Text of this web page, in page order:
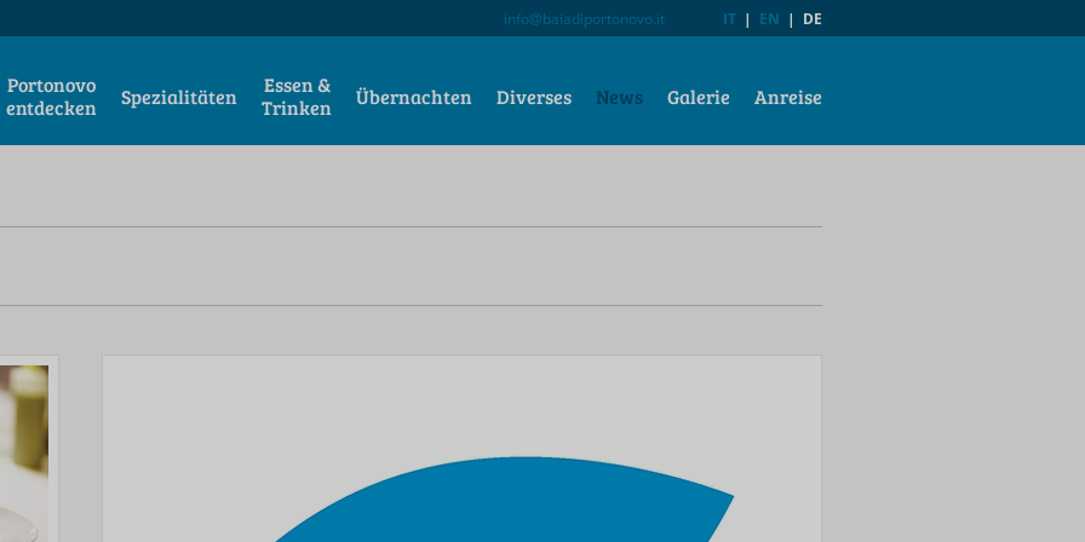
info@baiadiportonovo.it IT | EN | DE
Portonovo
entdecken
Spezialitäten
Essen &
Trinken
Übernachten Diverses News Galerie Anreise